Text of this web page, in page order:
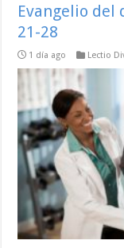
Evangelio del
21-28
1 día ago Lectio